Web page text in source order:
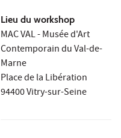
Lieu du workshop
MAC VAL - Musée d'Art
Contemporain du Val-de-
Marne
Place de la Libération
94400 Vitry-sur-Seine